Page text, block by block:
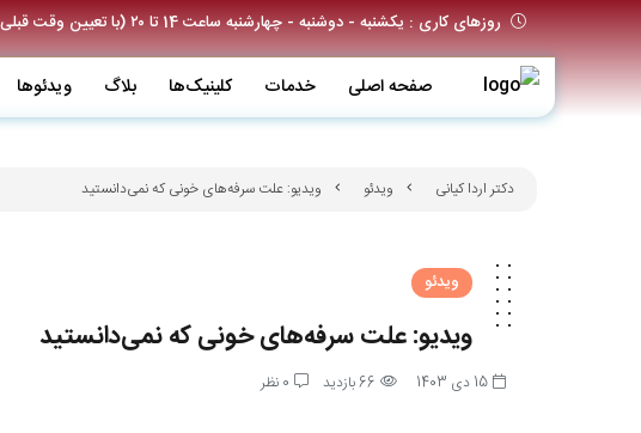
روزهای کاری : یکشنبه - دوشنبه - چهارشنبه ساعت 14 تا ۲۰ (با تعیین وقت قبلی)
صفحه اصلی خدمات کلینیک‌ها بلاگ ویدئو‌ها
دکتر اردا کیانی ویدئو ویدیو: علت سرفه‌های خونی که نمی‌دانستید
ویدئو
ویدیو: علت سرفه‌های خونی که نمی‌دانستید
15 دی 1403 66 بازدید 0 نظر